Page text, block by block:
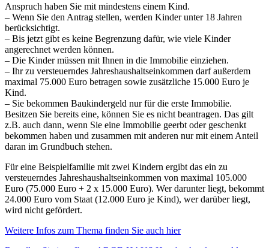
Anspruch haben Sie mit mindestens einem Kind.
– Wenn Sie den Antrag stellen, werden Kinder unter 18 Jahren
berücksichtigt.
– Bis jetzt gibt es keine Begrenzung dafür, wie viele Kinder
angerechnet werden können.
– Die Kinder müssen mit Ihnen in die Immobilie einziehen.
– Ihr zu versteuerndes Jahreshaushaltseinkommen darf außerdem
maximal 75.000 Euro betragen sowie zusätzliche 15.000 Euro je
Kind.
– Sie bekommen Baukindergeld nur für die erste Immobilie.
Besitzen Sie bereits eine, können Sie es nicht beantragen. Das gilt
z.B. auch dann, wenn Sie eine Immobilie geerbt oder geschenkt
bekommen haben und zusammen mit anderen nur mit einem Anteil
daran im Grundbuch stehen.
Für eine Beispielfamilie mit zwei Kindern ergibt das ein zu
versteuerndes Jahreshaushaltseinkommen von maximal 105.000
Euro (75.000 Euro + 2 x 15.000 Euro). Wer darunter liegt, bekommt
24.000 Euro vom Staat (12.000 Euro je Kind), wer darüber liegt,
wird nicht gefördert.
Weitere Infos zum Thema finden Sie auch hier